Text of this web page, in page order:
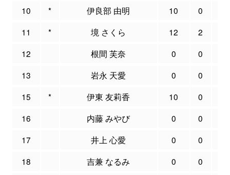
10 * 伊良部 由明 10 0
11
* 境 さくら 12 2
12
根間 芙奈 0 0
13
岩永 天愛 0 0
15
* 伊東 友莉香 10 0
16
内藤 みやび 0 0
17
井上 心愛 0 0
18
吉兼 なるみ 0 0